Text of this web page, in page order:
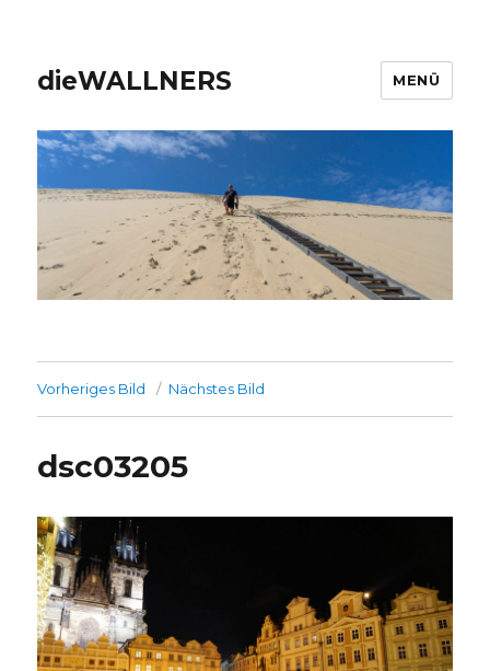
dieWALLNERS MENÜ
Vorheriges Bild Nächstes Bild
dsc03205